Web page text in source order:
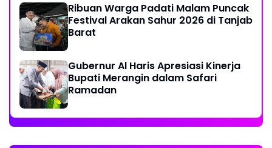
Ribuan Warga Padati Malam Puncak
Festival Arakan Sahur 2026 di Tanjab
Barat
Gubernur Al Haris Apresiasi Kinerja
Bupati Merangin dalam Safari
Ramadan